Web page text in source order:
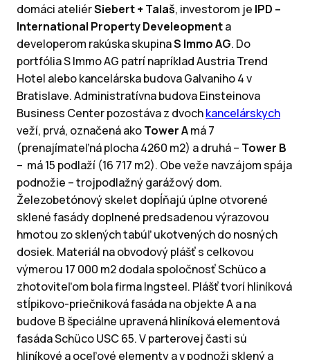
domáci ateliérSiebert + Talaš, investorom je IPD –
International Property Develeopmenta
developerom rakúska skupinaS Immo AG. Do
portfólia S Immo AG patrí napríklad Austria Trend
Hotel alebo kancelárska budova Galvaniho 4 v
Bratislave. Administratívna budova Einsteinova
Business Center pozostáva z dvochkancelárskych
veží, prvá, označená akoTower Amá 7
(prenajímateľná plocha 4260 m2) a druhá – Tower B
– má 15 podlaží (16 717 m2). Obe veže navzájom spája
podnožie – trojpodlažný garážový dom.
Železobetónový skelet dopĺňajú úplne otvorené
sklené fasády doplnené predsadenou výrazovou
hmotou zo sklených tabúľ ukotvených do nosných
dosiek. Materiál na obvodový plášť s celkovou
výmerou 17 000 m2 dodala spoločnosť Schüco a
zhotoviteľom bola firma Ingsteel. Plášť tvorí hliníková
stĺpikovo-priečniková fasáda na objekte A a na
budove B špeciálne upravená hliníková elementová
fasáda Schüco USC 65. V parterovej časti sú
hliníkové a oceľové elementy a v podnoži sklený a